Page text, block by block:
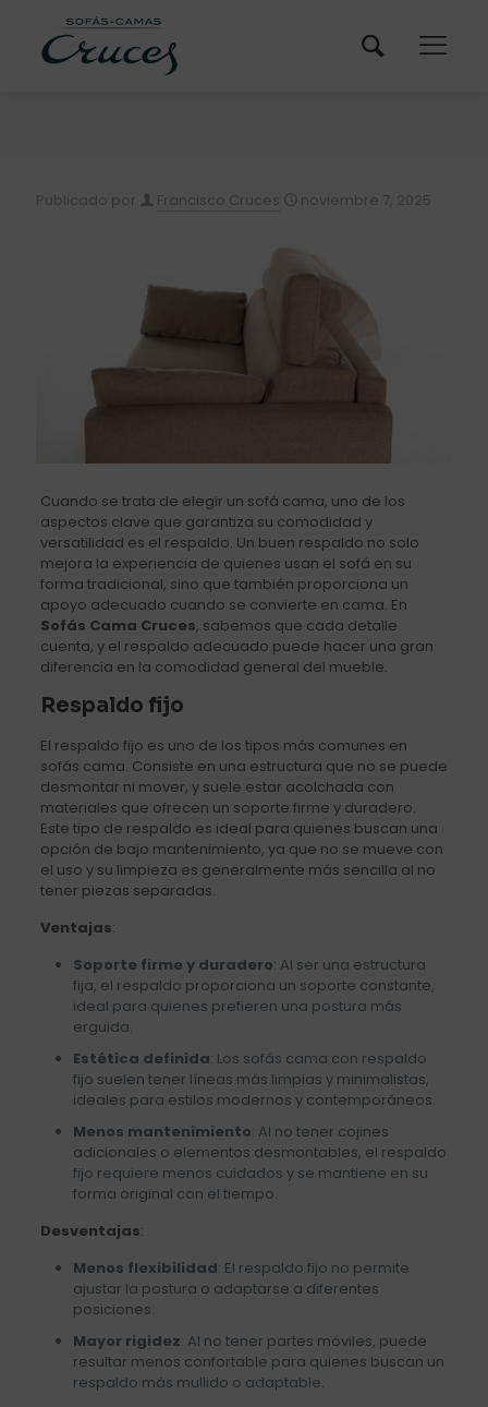
Publicado por Francisco Cruces noviembre 7, 2025
Cuando se trata de elegir un sofá cama, uno de los
aspectos clave que garantiza su comodidad y
versatilidad es el respaldo. Un buen respaldo no solo
mejora la experiencia de quienes usan el sofá en su
forma tradicional, sino que también proporciona un
apoyo adecuado cuando se convierte en cama. En
Sofás Cama Cruces, sabemos que cada detalle
cuenta, y el respaldo adecuado puede hacer una gran
diferencia en la comodidad general del mueble.
Respaldo fijo
El respaldo fijo es uno de los tipos más comunes en
sofás cama. Consiste en una estructura que no se puede
desmontar ni mover, y suele estar acolchada con
materiales que ofrecen un soporte firme y duradero.
Este tipo de respaldo es ideal para quienes buscan una
opción de bajo mantenimiento, ya que no se mueve con
el uso y su limpieza es generalmente más sencilla al no
tener piezas separadas.
Ventajas:
Soporte firme y duradero: Al ser una estructura
fija, el respaldo proporciona un soporte constante,
ideal para quienes prefieren una postura más
erguida.
Estética definida: Los sofás cama con respaldo
fijo suelen tener líneas más limpias y minimalistas,
ideales para estilos modernos y contemporáneos.
Menos mantenimiento: Al no tener cojines
adicionales o elementos desmontables, el respaldo
fijo requiere menos cuidados y se mantiene en su
forma original con el tiempo.
Desventajas:
Menos flexibilidad: El respaldo fijo no permite
ajustar la postura o adaptarse a diferentes
posiciones.
Mayor rigidez: Al no tener partes móviles, puede
resultar menos confortable para quienes buscan un
respaldo más mullido o adaptable.